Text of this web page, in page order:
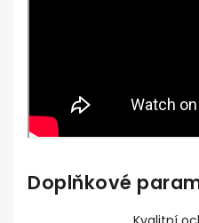
Doplňkové